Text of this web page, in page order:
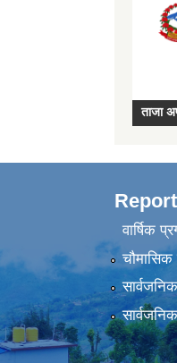
वार्षिक
चौमासिक